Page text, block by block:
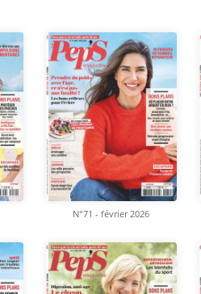
N°71 - février 2026